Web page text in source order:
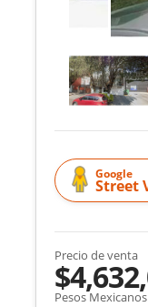
Google
Street
Precio de venta
Pesos Mexicanos